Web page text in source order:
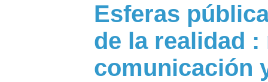
Esferas
de la realidad :
comunicación